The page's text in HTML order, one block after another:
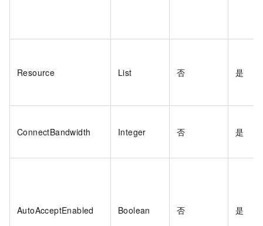
Resource List 否 是
ConnectBandwidth Integer 否 是
AutoAcceptEnabled Boolean 否 是